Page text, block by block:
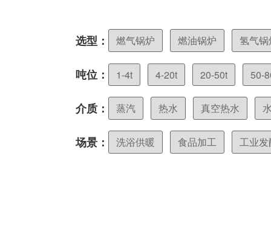
选型： 燃气锅炉 燃油锅炉 氢气锅
吨位： 1-4t 4-20t 20-50t 50-
介质： 蒸汽 热水 真空热水
场景： 洗浴供暖 食品加工 工业发